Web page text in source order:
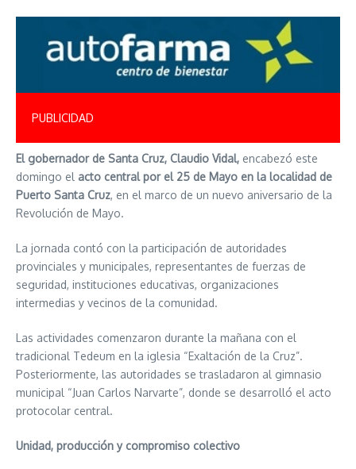
PUBLICIDAD
El gobernador de Santa Cruz, Claudio Vidal, encabezó este
domingo el acto central por el 25 de Mayo en la localidad de
Puerto Santa Cruz, en el marco de un nuevo aniversario de la
Revolución de Mayo.
La jornada contó con la participación de autoridades
provinciales y municipales, representantes de fuerzas de
seguridad, instituciones educativas, organizaciones
intermedias y vecinos de la comunidad.
Las actividades comenzaron durante la mañana con el
tradicional Tedeum en la iglesia “Exaltación de la Cruz”.
Posteriormente, las autoridades se trasladaron al gimnasio
municipal “Juan Carlos Narvarte”, donde se desarrolló el acto
protocolar central.
Unidad, producción y compromiso colectivo